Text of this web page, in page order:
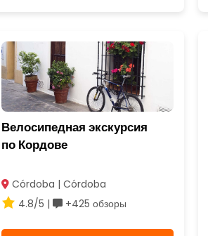
Велосипедная экскурсия
по Кордове
Córdoba | Córdoba
4.8/5 |
+425 обзоры